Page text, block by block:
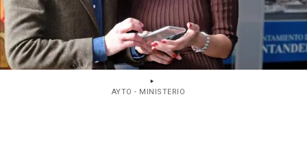
AYTO - MINISTERIO